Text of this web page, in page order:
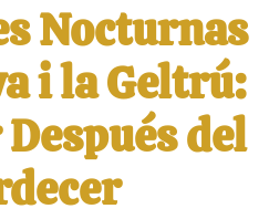
Nocturnas
i la Geltrú:
del